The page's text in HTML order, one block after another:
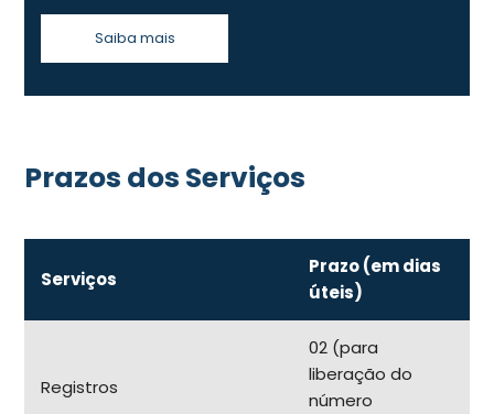
Saiba mais
Prazos dos Serviços
Serviços
Prazo (em dias
úteis)
Registros
02 (para
liberação do
número